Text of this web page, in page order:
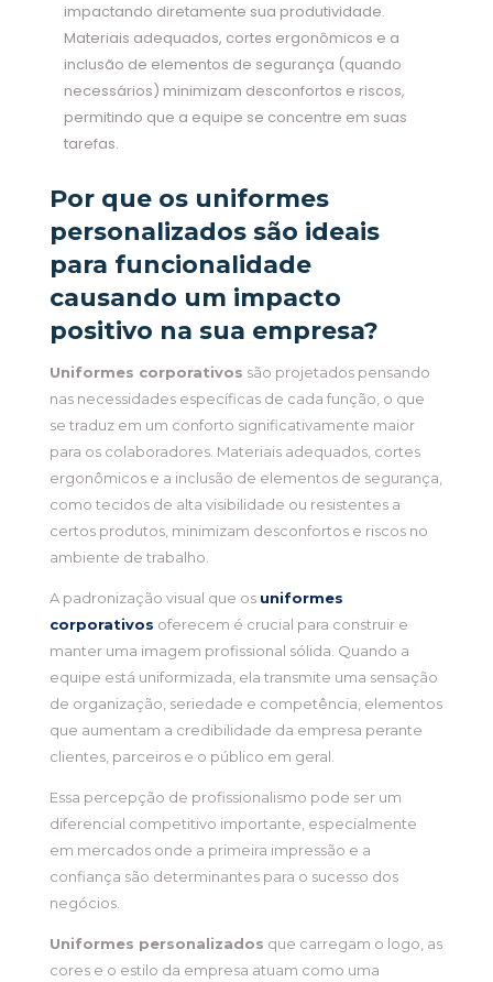
impactando diretamente sua produtividade.
Materiais adequados, cortes ergonômicos e a
inclusão de elementos de segurança (quando
necessários) minimizam desconfortos e riscos,
permitindo que a equipe se concentre em suas
tarefas.
Por que os uniformes
personalizados são ideais
para funcionalidade
causando um impacto
positivo na sua empresa?
Uniformes corporativos são projetados pensando
nas necessidades específicas de cada função, o que
se traduz em um conforto significativamente maior
para os colaboradores. Materiais adequados, cortes
ergonômicos e a inclusão de elementos de segurança,
como tecidos de alta visibilidade ou resistentes a
certos produtos, minimizam desconfortos e riscos no
ambiente de trabalho.
A padronização visual que os uniformes
corporativos oferecem é crucial para construir e
manter uma imagem profissional sólida. Quando a
equipe está uniformizada, ela transmite uma sensação
de organização, seriedade e competência, elementos
que aumentam a credibilidade da empresa perante
clientes, parceiros e o público em geral.
Essa percepção de profissionalismo pode ser um
diferencial competitivo importante, especialmente
em mercados onde a primeira impressão e a
confiança são determinantes para o sucesso dos
negócios.
Uniformes personalizados que carregam o logo, as
cores e o estilo da empresa atuam como uma